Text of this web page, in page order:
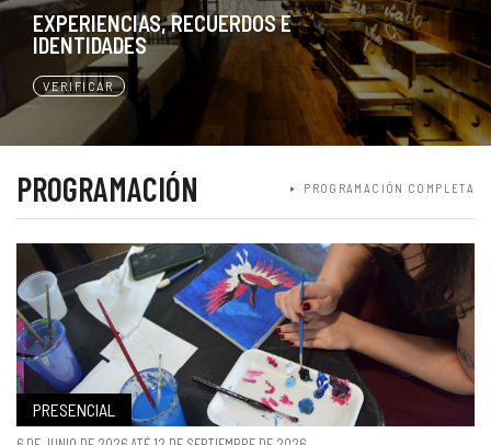
EXPERIENCIAS, RECUERDOS E
IDENTIDADES
VERIFICAR
PROGRAMACIÓN PROGRAMACIÓN COMPLETA
PRESENCIAL